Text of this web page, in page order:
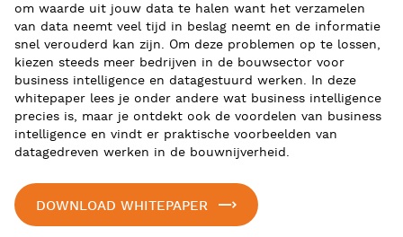
om waarde uit jouw data te halen want het verzamelen
van data neemt veel tijd in beslag neemt en de informatie
snel verouderd kan zijn. Om deze problemen op te lossen,
kiezen steeds meer bedrijven in de bouwsector voor
business intelligence en datagestuurd werken. In deze
whitepaper lees je onder andere wat business intelligence
precies is, maar je ontdekt ook de voordelen van business
intelligence en vindt er praktische voorbeelden van
datagedreven werken in de bouwnijverheid.
DOWNLOAD WHITEPAPER